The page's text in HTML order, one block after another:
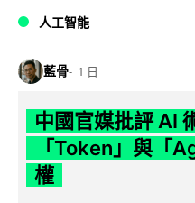
人工智能
藍骨 1 日
中國官媒批評 AI
「Token」與「
權